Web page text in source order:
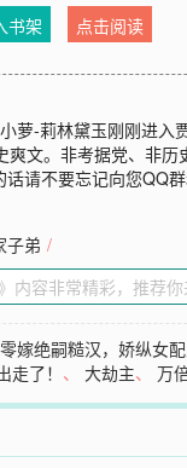
书架
点击阅读
萝-莉林黛玉刚刚进
文。非考据党、非
话请不要忘记向您QQ
子弟 /
嫁绝嗣糙汉，娇纵女
了！ 、大劫主、万